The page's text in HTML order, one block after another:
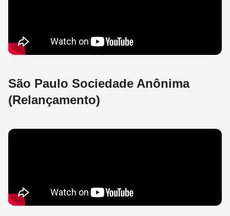
São Paulo Sociedade Anônima
(Relançamento)